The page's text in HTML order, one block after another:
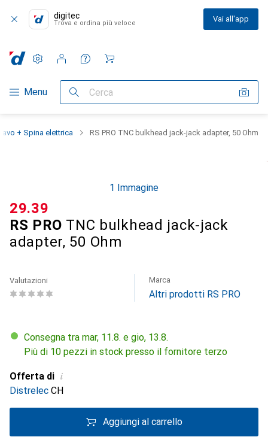
digitec
Trova e ordina più veloce Vai all'app
Categoria Navigazione
Menu Cerca
Impostazioni
Conto cliente
Liste di confronto
Liste dei desideri
Carrello
+ Spina elettrica RS PRO TNC bulkhead jack-jack adapter, 50 Ohm
1 Immagine
RS PRO TNC bulkhead jack-jack
adapter, 50 Ohm
CHF
29.39
Valutazioni Marca
Altri prodotti RS PRO
Consegna tra mar, 11.8. e gio, 13.8.
Più di 10 pezzi in stock presso il fornitore terzo
Offerta di i
Distrelec CH
Aggiungi al carrello